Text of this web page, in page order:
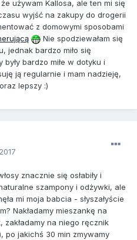
używam Kallosa, ale ten mi się
wyjść na zakupy do drogerii
z domowymi sposobami
Nie spodziewałam się
jednak bardzo miło się
były bardzo miłe w dotyku i
ją regularnie i mam nadzieję,
lepszy :)
znacznie się osłabiły i
szampony i odżywki, ale
mi moja babcia - słyszałyście
Nakładamy mieszankę na
zakładamy na niego ręcznik
po jakichś 30 min zmywamy